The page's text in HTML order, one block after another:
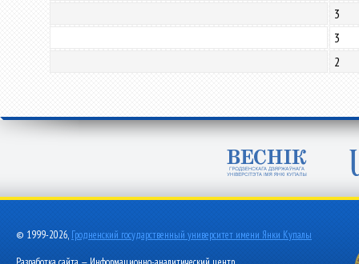
3
3
2
© 1999-2026, Гродненский государственный университет имени Янки Купалы